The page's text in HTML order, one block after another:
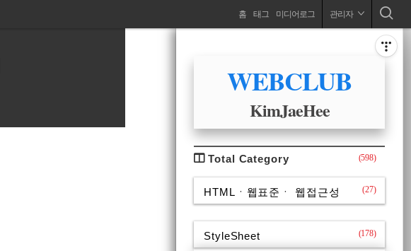
션
홈 태그 미디어로그 관리자
WEBCLUB
KimJaeHee
CATEGORY
Total Category (598)
HTMLㆍ웹표준ㆍ 웹접근성 (27)
StyleSheet (178)